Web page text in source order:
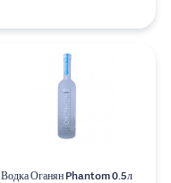
Водка Оганян Phantom 0.5л